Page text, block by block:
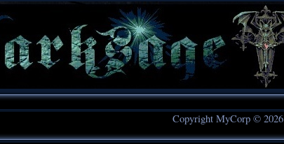
Copyright MyCorp © 2026